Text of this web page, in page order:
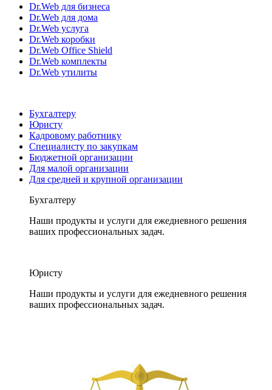
Dr.Web для бизнеса
Dr.Web для дома
Dr.Web услуга
Dr.Web коробки
Dr.Web Office Shield
Dr.Web комплекты
Dr.Web утилиты
Бухгалтеру
Юристу
Кадровому работнику
Специалисту по закупкам
Бюджетной организации
Для малой организации
Для средней и крупной организации
Бухгалтеру
Наши продукты и услуги для ежедневного решения
ваших профессиональных задач.
Юристу
Наши продукты и услуги для ежедневного решения
ваших профессиональных задач.